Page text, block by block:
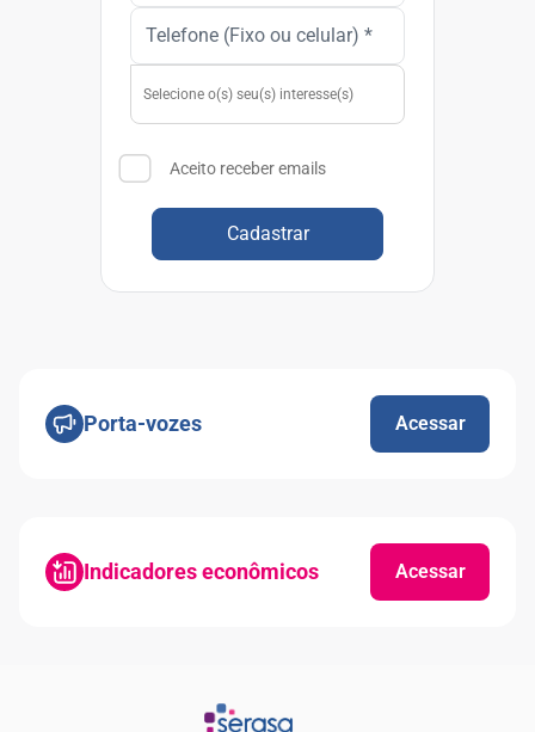
Aceito receber emails
Cadastrar
Porta-vozes Acessar
Indicadores econômicos Acessar